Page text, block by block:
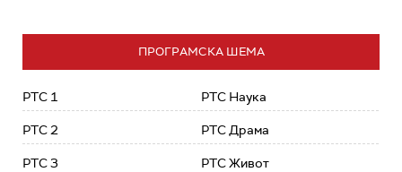
ПРОГРАМСКА ШЕМА
РТС 1
РТС 2
РТС 3
РТС Наука
РТС Драма
РТС Живот